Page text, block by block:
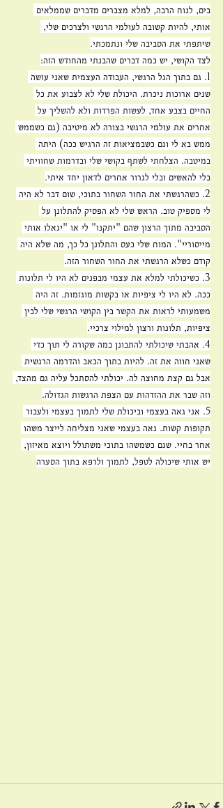
בים, לנוח הרבה, למלא מצברים מדברים שממלאים
אותי, להיות קשובה לעולמי הרגשי ולצרכים שלי,
שיתפתי את הסביבה שלי ונתמכתי.
לצד הקושי, יש כמה דברים שהבנתי מהחודש הזה:
1. גם בתוך הגל הרגשי, העבודה העצמית שאני עושה
שנים ארוכות ניכרת. היכולת שלי לא לצבוע את כל
החיים בצבע אחד, לעשות הפרדות ולא להשליך על
אחרים את עולמי הרגשי בצורה לא מיטיבה (גם כשממש
ממש בא לי וגם כשבמציאות זה הרגיש ככה) היתה
במיטבה. הצלחתי לשתף בקושי שלי ובדרמות שחוויתי
בלי להאשים ובלי לגרור אחרים לדאון יחד איתי.
2. כשהרגשתי את החור השחור בתוכי, שום דבר לא היה
לי מספיק טוב. הראש שלי לא הפסיק להתלונן על
הסביבה מתוך הרצון שהם "יתקנו" לי או "יגאלו אותי
מייסוריי". המוח שלי כעס והתלונן כל כך, מה שלא היה
קודם כשלא הרגשתי את החור השחור הזה.
3. כשיכולתי למלא את עצמי מבפנים לא היו לי תלונות
ככה. לא היו לי ציפיות או בקשות מוגזמות. זה היה
משמעותי לראות את הקשר בין הקושי הרגשי שלי לבין
ציפיות, תלונות ורצון למילוי צרכיי.
4. אהבתי שיכולתי להתבונן במה שקורה לי תוך כדי
שאני חווה את זה. להיות בתוך הכאב והדרמה הרגשית
אבל גם קצת מחוצה לה. יכולתי להסתכל עליה גם מהצד,
וזה שבר את ההזדהות עם הצפת הרגשות הגדולה.
5. אני גאה בעצמי וביכולת שלי לתמוך בעצמי ולעבור
תקופות קשות. גאה בעצמי שאני מצליחה לייצר משהו
אחר בחיי. שגם כשמשהו בתוכי משתולל ויוצא מאיזון,
יש אותי שיכולה לטפל, לתמוך ולרפא בתוך הסערה